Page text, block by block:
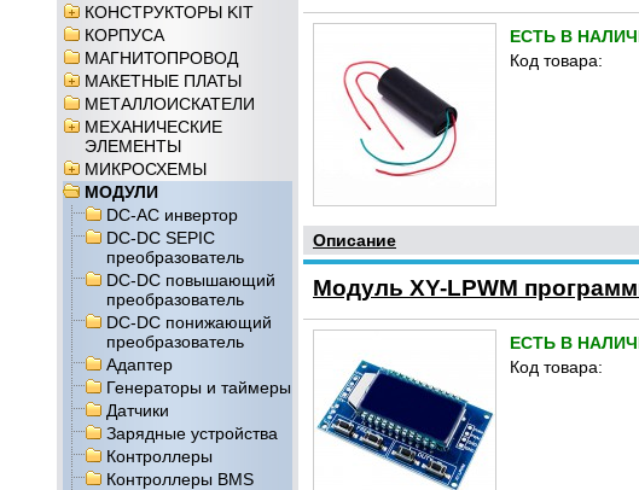
КОНСТРУКТОРЫ KIT
КОРПУСА
МАГНИТОПРОВОД
МАКЕТНЫЕ ПЛАТЫ
МЕТАЛЛОИСКАТЕЛИ
МЕХАНИЧЕСКИЕ
ЭЛЕМЕНТЫ
МИКРОСХЕМЫ
МОДУЛИ
DC-AC инвертор
DC-DC SEPIC
преобразователь
DC-DC повышающий
преобразователь
DC-DC понижающий
преобразователь
Адаптер
Генераторы и таймеры
Датчики
Зарядные устройства
Контроллеры
Контроллеры BMS
ЕСТЬ В
Код товара:
Описание
Модуль XY-LPWM
ЕСТЬ В
Код товара: